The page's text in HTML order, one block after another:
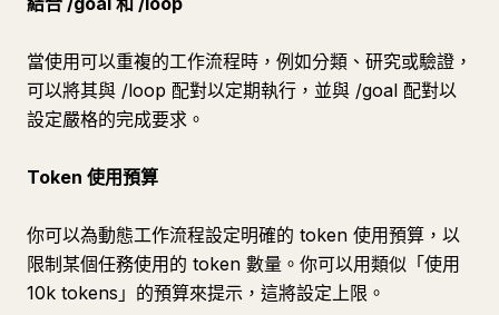
當使用可以重複的工作流程時，例如分類、研究或驗證，
可以將其與 /loop 配對以定期執行，並與 /goal 配對以
設定嚴格的完成要求。
Token 使用預算
你可以為動態工作流程設定明確的 token 使用預算，以
限制某個任務使用的 token 數量。你可以用類似「使用
10k tokens」的預算來提示，這將設定上限。